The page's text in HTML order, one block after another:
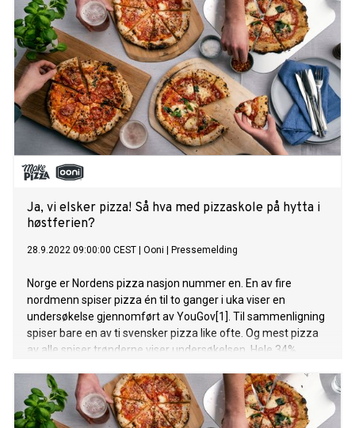
Ja, vi elsker pizza! Så hva med pizzaskole på hytta i
høstferien?
28.9.2022 09:00:00 CEST Ooni Pressemelding
Norge er Nordens pizza nasjon nummer en. En av fire
nordmenn spiser pizza én til to ganger i uka viser en
undersøkelse gjennomført av YouGov[1]. Til sammenligning
spiser bare en av ti svensker pizza like ofte. Og mest pizza
av alle spiser trønderne viser undersøkelsen. Hele 34%
av sørlendingene med 28%, og vestlendingene med 27%.